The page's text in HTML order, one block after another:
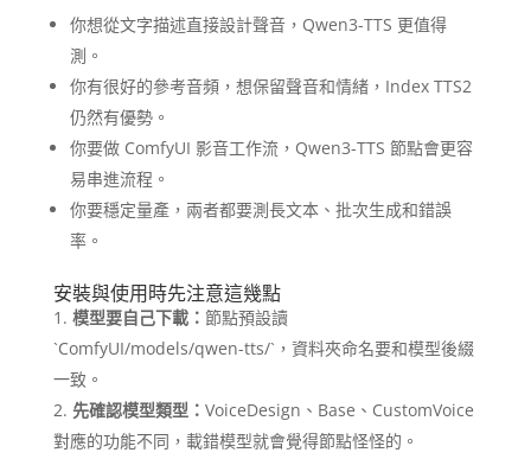
你想從文字描述直接設計聲音，Qwen3-TTS 更值得
測。
你有很好的參考音頻，想保留聲音和情緒，Index TTS2
仍然有優勢。
你要做 ComfyUI 影音工作流，Qwen3-TTS 節點會更容
易串進流程。
你要穩定量產，兩者都要測長文本、批次生成和錯誤
率。
安裝與使用時先注意這幾點
模型要自己下載： 節點預設讀
`ComfyUI/models/qwen-tts/`，資料夾命名要和模型後綴
一致。
先確認模型類型： VoiceDesign、Base、CustomVoice
對應的功能不同，載錯模型就會覺得節點怪怪的。